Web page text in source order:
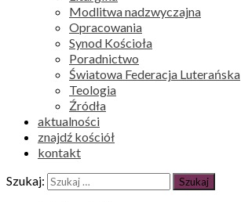
Modlitwa nadzwyczajna
Opracowania
Synod Kościoła
Poradnictwo
Światowa Federacja Luterańska
Teologia
Źródła
aktualności
znajdź kościół
kontakt
Szukaj: